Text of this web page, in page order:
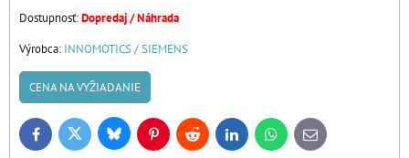
Dostupnosť:Dopredaj / Náhrada
Výrobca: INNOMOTICS / SIEMENS
CENA NA VYŽIADANIE
FacebookTwitter BlueskyPinterestReddit LinkedInWhatsApp
E-
mail